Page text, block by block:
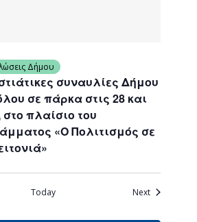
συναυλίες Δήμου
σε πάρκα στις 28 και
στο πλαίσιο του
«Ο Πολιτισμός σε
Δήμου
Today NextEvents